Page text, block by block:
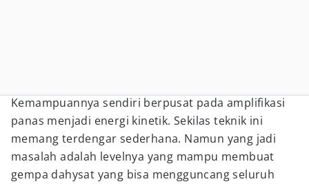
Kemampuannya sendiri berpusat pada amplifikasi
panas menjadi energi kinetik. Sekilas teknik ini
memang terdengar sederhana. Namun yang jadi
masalah adalah levelnya yang mampu membuat
gempa dahysat yang bisa mengguncang seluruh